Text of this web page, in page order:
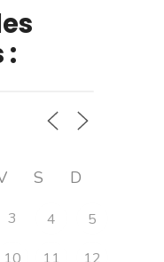
:
S D
3 4
5
10 11
12